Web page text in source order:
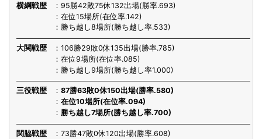
横綱戦歴
95勝42敗75休132出場(勝率.693)
在位15場所(在位率.142)
勝ち越し8場所(勝ち越し率.533)
大関戦歴
106勝29敗0休135出場(勝率.785)
在位9場所(在位率.085)
勝ち越し9場所(勝ち越し率1.000)
三役戦歴
87勝63敗0休150出場(勝率.580)
在位10場所(在位率.094)
勝ち越し7場所(勝ち越し率.700)
関脇戦歴
73勝47敗0休120出場(勝率.608)